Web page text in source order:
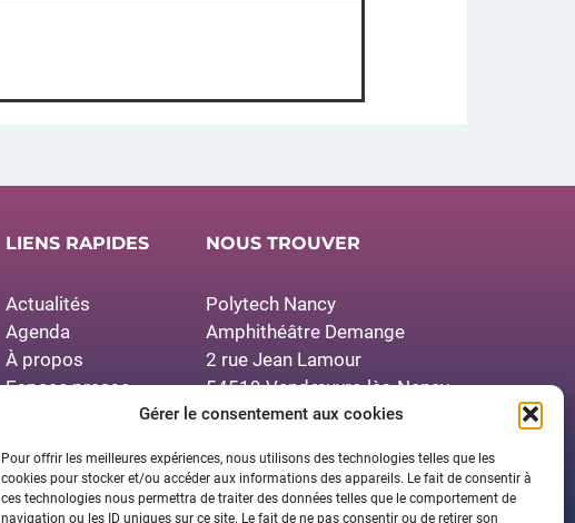
Gérer le consentement aux cookies
Pour offrir les meilleures expériences, nous utilisons des technologies telles que les
cookies pour stocker et/ou accéder aux informations des appareils. Le fait de consentir à
ces technologies nous permettra de traiter des données telles que le comportement de
navigation ou les ID uniques sur ce site. Le fait de ne pas consentir ou de retirer son
LIENS RAPIDES
Actualités
Agenda
À propos
Espace presse
NOUS TROUVER
Polytech Nancy
Amphithéâtre Demange
2 rue Jean Lamour
54519 Vandœuvre-lès-Nancy